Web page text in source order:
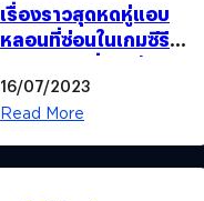
เรื่องราวสุดหดหู่แอบ
หลอนที่ซ่อนในเกมซีรีส์
Pokemon ที่คนสร้าง
เกมจงใจใส่เอาไว้
16/07/2023
Read More